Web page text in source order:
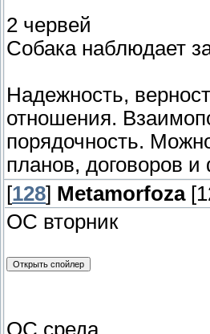
2 червей
Собака наблюдает
Надежность,
отношения.
порядочность.
планов, договоров
[128] Metamorfoza
ОС вторник
ОС среда